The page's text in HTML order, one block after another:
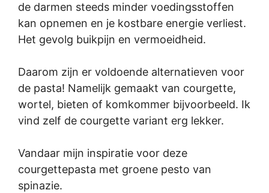
de darmen steeds minder voedingsstoffen
kan opnemen en je kostbare energie verliest.
Het gevolg buikpijn en vermoeidheid.
Daarom zijn er voldoende alternatieven voor
de pasta! Namelijk gemaakt van courgette,
wortel, bieten of komkommer bijvoorbeeld. Ik
vind zelf de courgette variant erg lekker.
Vandaar mijn inspiratie voor deze
courgettepasta met groene pesto van
spinazie.